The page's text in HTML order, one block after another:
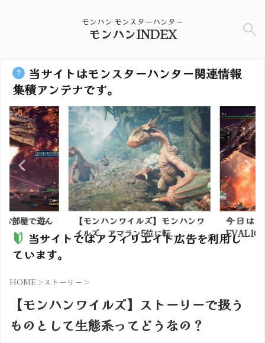
モンハン モンスターハンター
モンハンINDEX
当サイトはモンスターハンター関連情報
集積アンテナです。
屋で遊ん
【モンハンワイルズ】モンハンワ
イルズ、アマラン5位に転...
今日は
当サイトではアフィリエイト広告を利用し
ています。
HOME >ストーリー >
【モンハンワイルズ】ストーリーで扱う
ものとして生態系ってどうなの？